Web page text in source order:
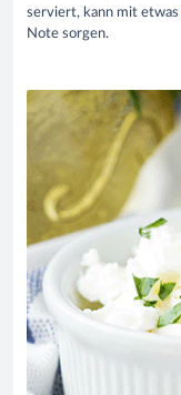
serviert, kann mit etwas
Note sorgen.